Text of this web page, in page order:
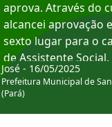
aprova. Através do
alcancei aprovação
sexto lugar para o
de Assistente Social.
Hoje estou atuando
Prefeitura de
José - 16/05/2025
Prefeitura Municipal de
(Pará)